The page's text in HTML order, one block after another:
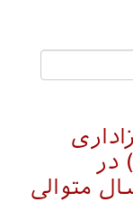
در
متوالی